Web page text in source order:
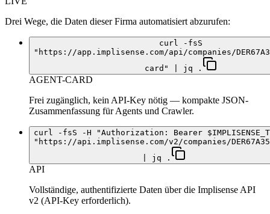
Drei Wege, die Daten dieser Firma automatisiert abzurufen:
curl -fsS
"https://app.implisense.com/api/companies/
card" | jq .
AGENT-CARD
Frei zugänglich, kein API-Key nötig — kompakte JSON-
Zusammenfassung für Agents und Crawler.
curl -fsS -H "Authorization: Bearer
"https://api.implisense.com/v2/companies/
| jq .
API
Vollständige, authentifizierte Daten über die Implisense API
v2 (API-Key erforderlich).